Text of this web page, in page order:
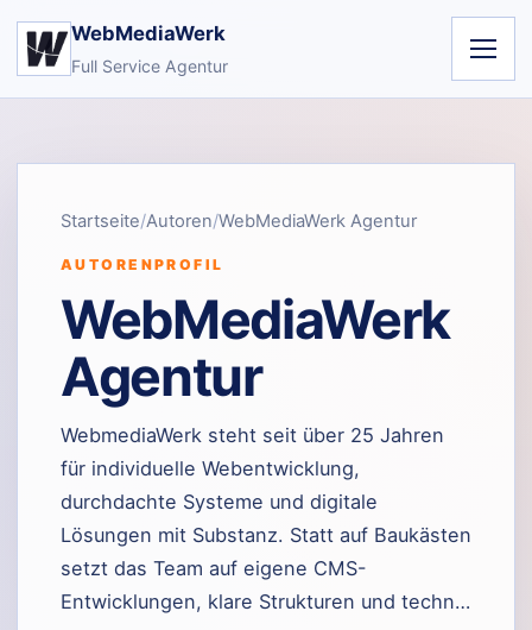
WebMediaWerk
Full Service Agentur
Startseite Autoren WebMediaWerk Agentur
AUTORENPROFIL
WebMediaWerk
Agentur
WebmediaWerk steht seit über 25 Jahren
für individuelle Webentwicklung,
durchdachte Systeme und digitale
Lösungen mit Substanz. Statt auf Baukästen
setzt das Team auf eigene CMS-
Entwicklungen, klare Strukturen und techn…